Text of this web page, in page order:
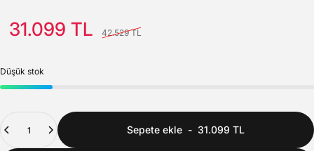
31.099 TL 42.529 TL
Düşük stok
Sepete ekle - 31.099 TL